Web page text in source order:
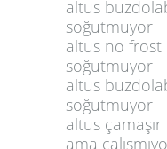
altus
soğutmuyor
altus no frost
soğutmuyor
altus
soğutmuyor
altus çamaşır
ama